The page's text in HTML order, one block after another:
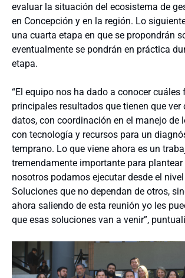
evaluar la situación del ecosistema de
en Concepción y en la región. Lo
una cuarta etapa en que se propondrán
eventualmente se pondrán en práctica
etapa.
“El equipo nos ha dado a conocer cuáles
principales resultados que tienen que ver
datos, con coordinación en el manejo de
con tecnología y recursos para un
temprano. Lo que viene ahora es un
tremendamente importante para
nosotros podamos ejecutar desde el
Soluciones que no dependan de otros,
ahora saliendo de esta reunión yo les
que esas soluciones van a venir”,